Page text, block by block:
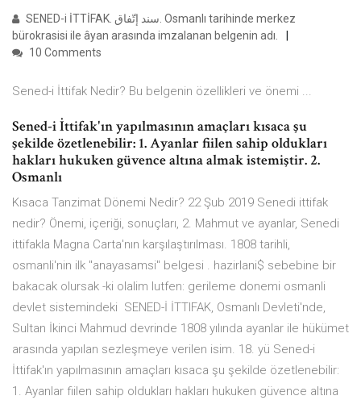
SENED-i İTTİFAK. سند إتّفاق. Osmanlı tarihinde merkez
bürokrasisi ile âyan arasında imzalanan belgenin adı.
10 Comments
Sened-i İttifak Nedir? Bu belgenin özellikleri ve önemi ...
Sened-i İttifak'ın yapılmasının amaçları kısaca şu
şekilde özetlenebilir: 1. Ayanlar fiilen sahip oldukları
hakları hukuken güvence altına almak istemiştir. 2.
Osmanlı
Kısaca Tanzimat Dönemi Nedir? 22 Şub 2019 Senedi ittifak
nedir? Önemi, içeriği, sonuçları, 2. Mahmut ve ayanlar, Senedi
ittifakla Magna Carta'nın karşılaştırılması. 1808 tarihli,
osmanli'nin ilk "anayasamsi" belgesi . hazirlani$ sebebine bir
bakacak olursak -ki olalim lutfen: gerileme donemi osmanli
devlet sistemindeki SENED-İ İTTIFAK, Osmanlı Devleti'nde,
Sultan İkinci Mahmud devrinde 1808 yılında ayanlar ile hükümet
arasında yapılan sezleşmeye verilen isim. 18. yü Sened-i
İttifak'ın yapılmasının amaçları kısaca şu şekilde özetlenebilir:
1. Ayanlar fiilen sahip oldukları hakları hukuken güvence altına